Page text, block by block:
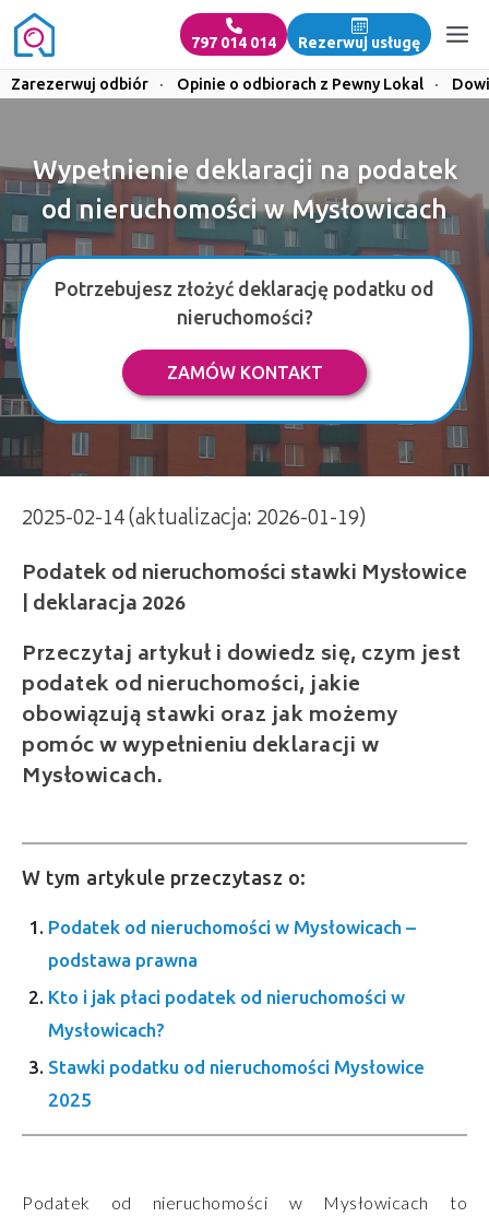
797 014 014 Rezerwuj usługę
Zarezerwuj odbiór · Opinie o odbiorach z Pewny Lokal ·
Wypełnienie deklaracji na podatek
od nieruchomości w Mysłowicach
Potrzebujesz złożyć deklarację podatku od
nieruchomości?
ZAMÓW KONTAKT
2025-02-14 (aktualizacja: 2026-01-19)
Podatek od nieruchomości stawki Mysłowice
Przeczytaj artykuł i dowiedz się, czym jest
podatek od nieruchomości, jakie
obowiązują stawki oraz jak możemy
pomóc w wypełnieniu deklaracji w
Mysłowicach.
W tym artykule przeczytasz o:
Podatek od nieruchomości w Mysłowicach –
podstawa prawna
Kto i jak płaci podatek od nieruchomości w
Mysłowicach?
Stawki podatku od nieruchomości Mysłowice
2025
Podatek od nieruchomości w Mysłowicach to